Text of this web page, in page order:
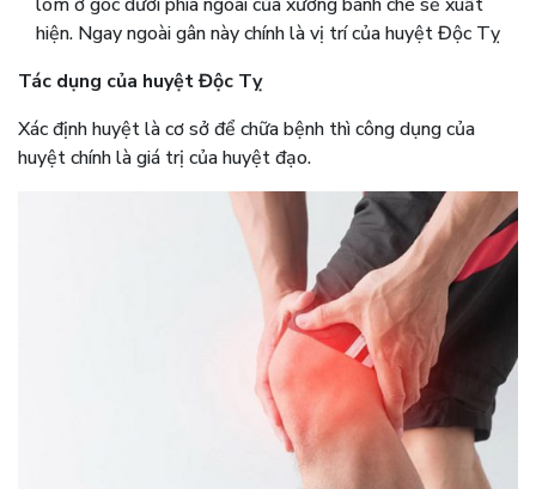
hiện. Ngay ngoài gân này chính là vị trí của huyệt Độc Tỵ
Tác dụng của huyệt Độc Tỵ
Xác định huyệt là cơ sở để chữa bệnh thì công dụng của
huyệt chính là giá trị của huyệt đạo.